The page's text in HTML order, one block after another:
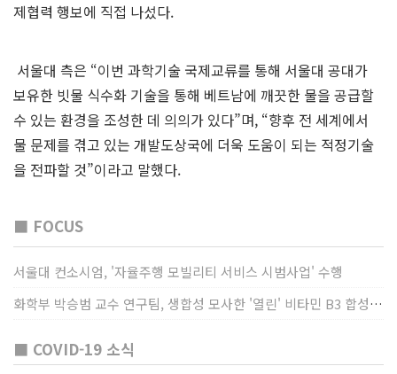
제협력 행보에 직접 나섰다.
서울대 측은 “이번 과학기술 국제교류를 통해 서울대 공대가
보유한 빗물 식수화 기술을 통해 베트남에 깨끗한 물을 공급할
수 있는 환경을 조성한 데 의의가 있다”며, “향후 전 세계에서
물 문제를 겪고 있는 개발도상국에 더욱 도움이 되는 적정기술
을 전파할 것”이라고 말했다.
■ FOCUS
서울대 컨소시엄, '자율주행 모빌리티 서비스 시범사업' 수행
화학부 박승범 교수 연구팀, 생합성 모사한 '열린' 비타민 B3 합성법 개발
■ COVID-19 소식